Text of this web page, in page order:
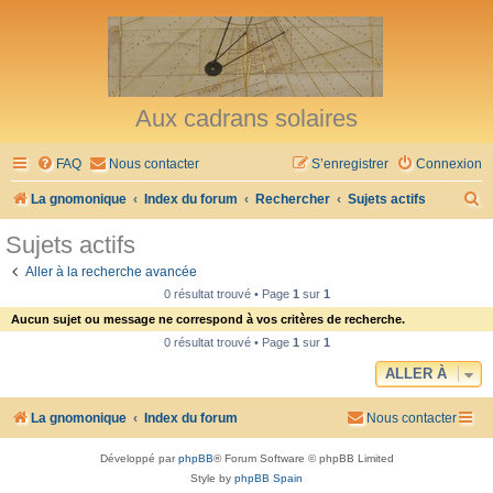
Aux cadrans solaires
FAQ Nous contacter Connexion
S’enregistrer
La gnomonique Index du forum Rechercher Sujets actifs
h
Sujets actifs
Aller à la recherche avancée
0 résultat trouvé • Page 1sur 1
Aucun sujet ou message ne correspond à vos critères de recherche.
0 résultat trouvé • Page 1sur 1
ALLER À
La gnomonique Index du forum Nous contacter
Développé parphpBB® Forum Software © phpBB Limited
Style by phpBB Spain